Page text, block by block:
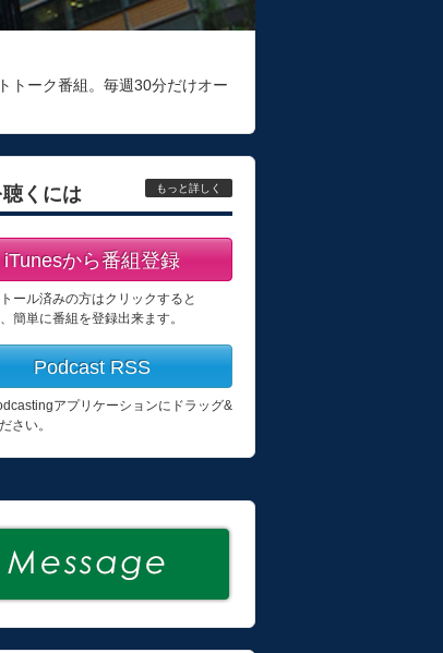
トーク番組。毎週30分だけオー
くには もっと詳しく
iTunesから番組登録
ール済みの方はクリックすると
簡単に番組を登録出来ます。
Podcast RSS
アプリケーションにドラッグ&
さい。